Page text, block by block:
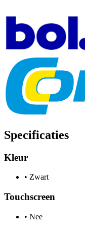
Specificaties
Kleur
• Zwart
Touchscreen
• Nee